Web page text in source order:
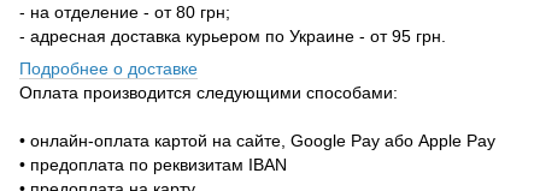
- на отделение - от 80 грн;
- адресная доставка курьером по Украине - от 95 грн.
Подробнее о доставке
Оплата производится следующими способами:
• онлайн-оплата картой на сайте, Google Pay або Apple Pay
• предоплата по реквизитам IBAN